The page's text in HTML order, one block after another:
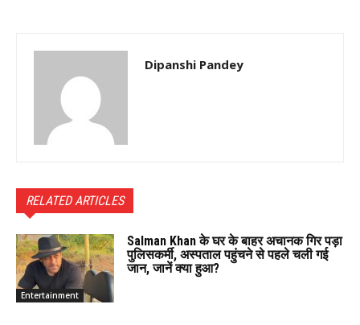
Dipanshi Pandey
RELATED ARTICLES
Entertainment
Salman Khan के घर के बाहर अचानक गिर पड़ा
पुलिसकर्मी, अस्पताल पहुंचने से पहले चली गई
जान, जानें क्या हुआ?